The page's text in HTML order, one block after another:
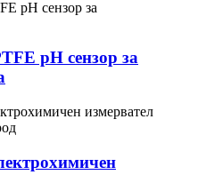
pH сензор за